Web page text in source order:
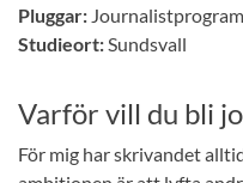
Pluggar:
Studieort:Sundsvall
Varför vill du bli
För mig har skrivandet